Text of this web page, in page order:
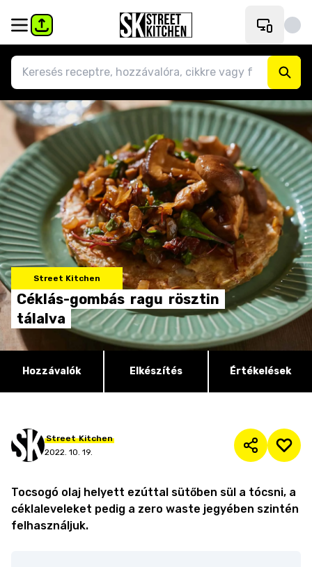
Street Kitchen
Céklás-gombás ragu rösztin
tálalva
Hozzávalók Elkészítés Értékelések
Street Kitchen
2022. 10. 19.
Tocsogó olaj helyett ezúttal sütőben sül a tócsni, a
céklaleveleket pedig a zero waste jegyében szintén
felhasználjuk.